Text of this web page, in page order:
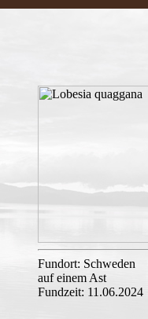
Fundort: Schweden
auf einem Ast
Fundzeit: